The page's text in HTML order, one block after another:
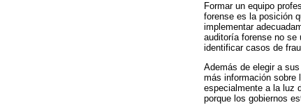
Formar un equipo
forense es la posición
implementar
auditoría forense no se
identificar casos de
Además de elegir a
más información sobre
especialmente a la luz
porque los gobiernos